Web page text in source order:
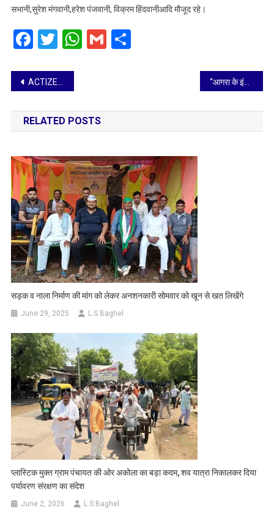
सभानी,सुरेश मंगवानी,हरेश पंजवानी, विक्रम हिंदवानीआदि मौजूद रहे।
Facebook
Twitter
WhatsApp
GmailShare
Post
navigation
ACTIZEET: Celebrating 29 Years of Pure Wellness Since 1996
RELATED POSTS
सड़क व नाला निर्माण की मांग को लेकर अनशनकारी सोमवार को खून से खत लिखेंगे
June 29, 2025 L.S Baghel
प्लास्टिक मुक्त ग्राम पंचायत की ओर अकोला का बड़ा कदम, शव यात्रा निकालकर दिया
पर्यावरण संरक्षण का संदेश
June 2, 2026 L.S Baghel